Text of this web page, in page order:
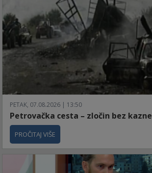
PETAK, 07.08.2026 | 13:50
Petrovačka cesta – zločin bez kazne
PROČITAJ VIŠE